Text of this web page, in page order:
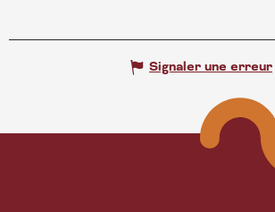
Signaler une erreur